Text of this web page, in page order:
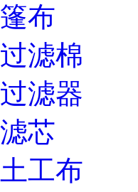
篷布
过滤棉
过滤器
滤芯
土工布